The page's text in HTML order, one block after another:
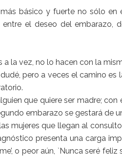
básico y fuerte no sólo en
entre el deseo del embarazo,
a la vez, no lo hacen con la
pero a veces el camino
que quiere ser madre;
embarazo se gestará de
mujeres que llegan al
presenta una carga
o peor aún, `Nunca seré feliz